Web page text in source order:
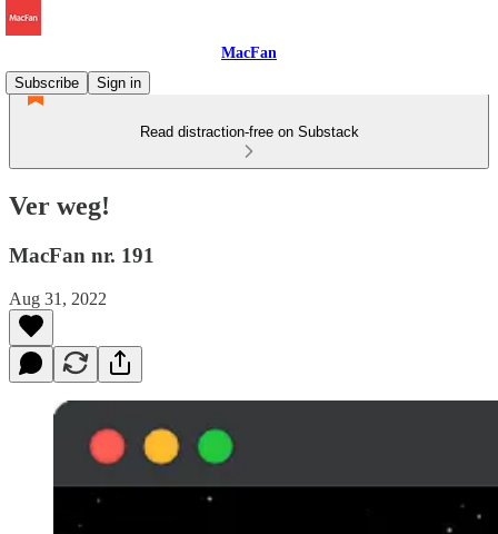
MacFan
Subscribe
Sign in
Read distraction-free on Substack
Ver weg!
MacFan nr. 191
Aug 31, 2022